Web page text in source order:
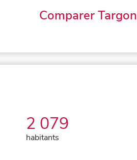
Comparer Targon
2 079
habitants